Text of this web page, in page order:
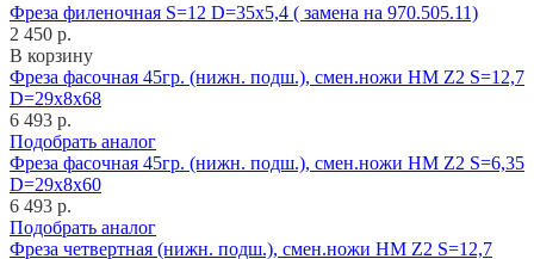
Фреза филеночная S=12 D=35x5,4 ( замена на 970.505.11)
2 450 р.
В корзину
Фреза фасочная 45гр. (нижн. подш.), смен.ножи HM Z2 S=12,7
D=29x8x68
6 493 р.
Подобрать аналог
Фреза фасочная 45гр. (нижн. подш.), смен.ножи HM Z2 S=6,35
D=29x8x60
6 493 р.
Подобрать аналог
Фреза четвертная (нижн. подш.), смен.ножи HM Z2 S=12,7